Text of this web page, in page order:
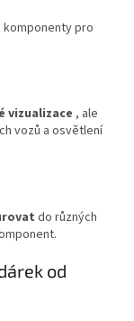
komponenty pro
vizualizace , ale
vozů a osvětlení
do různých
od